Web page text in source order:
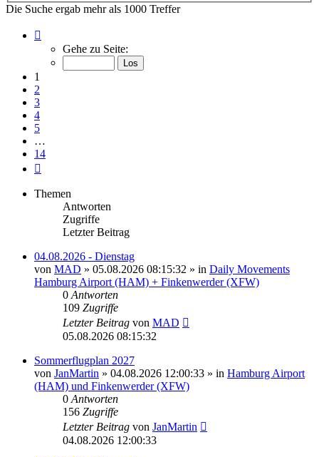
Die Suche ergab mehr als 1000 Treffer
von
Gehe zu Seite:
1
2
3
4
5
…
14
Themen
Antworten
Zugriffe
Letzter Beitrag
04.08.2026 - Dienstag
von MAD » 05.08.2026 08:15:32 » in Daily Movements
Hamburg Airport (HAM) + Finkenwerder (XFW)
0 Antworten
109 Zugriffe
Letzter Beitrag von MAD
05.08.2026 08:15:32
Sommerflugplan 2027
von JanMartin » 04.08.2026 12:00:33 » in Hamburg Airport
(HAM) und Finkenwerder (XFW)
0 Antworten
156 Zugriffe
Letzter Beitrag von JanMartin
04.08.2026 12:00:33